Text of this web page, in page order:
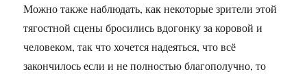
Можно также наблюдать, как некоторые зрители этой
тягостной сцены бросились вдогонку за коровой и
человеком, так что хочется надеяться, что всё
закончилось если и не полностью благополучно, то